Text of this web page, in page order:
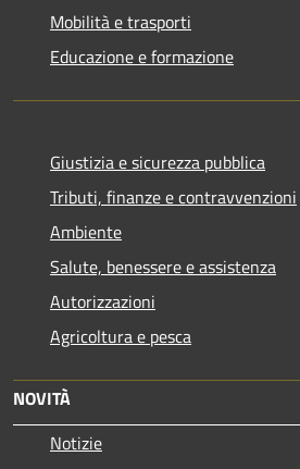
Mobilità e trasporti
Educazione e formazione
Giustizia e sicurezza pubblica
Tributi, finanze e contravvenzioni
Ambiente
Salute, benessere e assistenza
Autorizzazioni
Agricoltura e pesca
NOVITÀ
Notizie